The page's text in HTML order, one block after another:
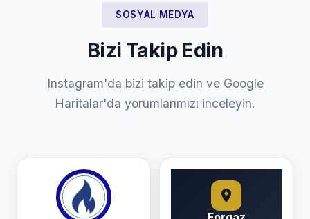
SOSYAL MEDYA
Bizi Takip Edin
Instagram'da bizi takip edin ve Google
Haritalar'da yorumlarımızı inceleyin.